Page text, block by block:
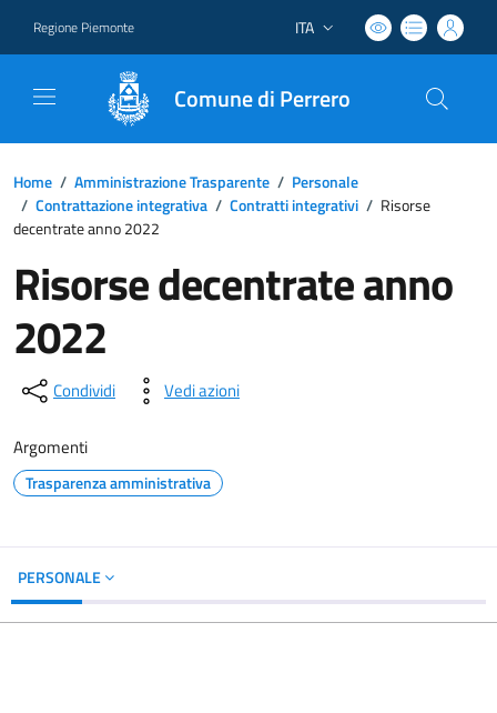
Regione Piemonte Lingua attiva:
ITA
Comune di Perrero
Home / Amministrazione Trasparente / Personale
/ Contrattazione integrativa / Contratti integrativi / Risorse
decentrate anno 2022
Risorse decentrate anno
2022
Condividi Vedi azioni
Argomenti
Trasparenza amministrativa
PERSONALE